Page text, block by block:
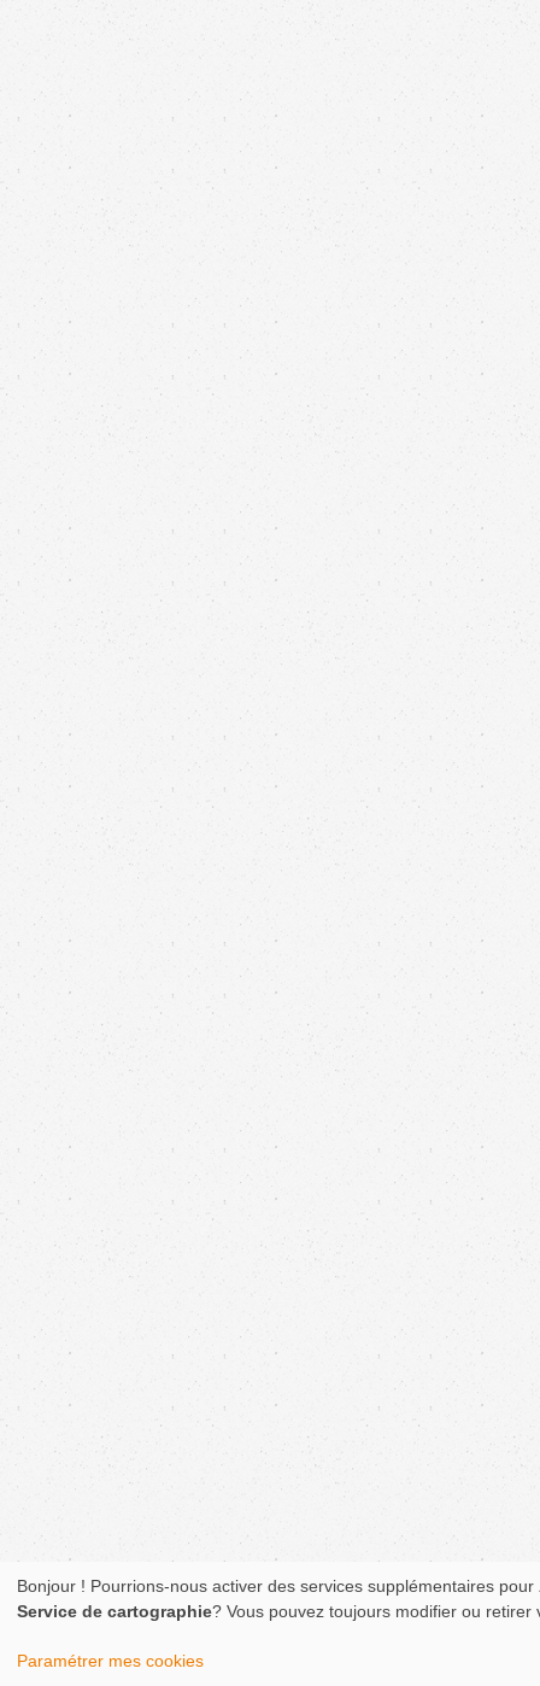
Bonjour ! Pourrions-nous activer des services supplémentaires pour
Service de cartographie? Vous pouvez toujours modifier ou
Paramétrer mes cookies